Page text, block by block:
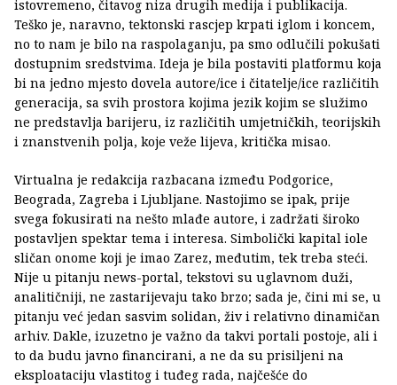
istovremeno, čitavog niza drugih medija i publikacija.
Teško je, naravno, tektonski rascjep krpati iglom i koncem,
no to nam je bilo na raspolaganju, pa smo odlučili pokušati
dostupnim sredstvima. Ideja je bila postaviti platformu koja
bi na jedno mjesto dovela autore/ice i čitatelje/ice različitih
generacija, sa svih prostora kojima jezik kojim se služimo
ne predstavlja barijeru, iz različitih umjetničkih, teorijskih
i znanstvenih polja, koje veže lijeva, kritička misao.
Virtualna je redakcija razbacana između Podgorice,
Beograda, Zagreba i Ljubljane. Nastojimo se ipak, prije
svega fokusirati na nešto mlađe autore, i zadržati široko
postavljen spektar tema i interesa. Simbolički kapital iole
sličan onome koji je imao Zarez, međutim, tek treba steći.
Nije u pitanju news-portal, tekstovi su uglavnom duži,
analitičniji, ne zastarijevaju tako brzo; sada je, čini mi se, u
pitanju već jedan sasvim solidan, živ i relativno dinamičan
arhiv. Dakle, izuzetno je važno da takvi portali postoje, ali i
to da budu javno financirani, a ne da su prisiljeni na
eksploataciju vlastitog i tuđeg rada, najčešće do